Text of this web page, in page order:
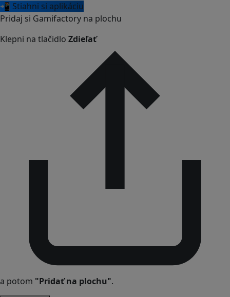
📲 Stiahni si aplikáciu
Pridaj si Gamifactory na plochu
Klepni na tlačidlo Zdieľať
a potom "Pridať na plochu".